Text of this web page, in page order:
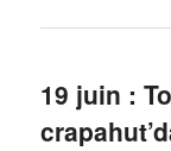
19 juin :